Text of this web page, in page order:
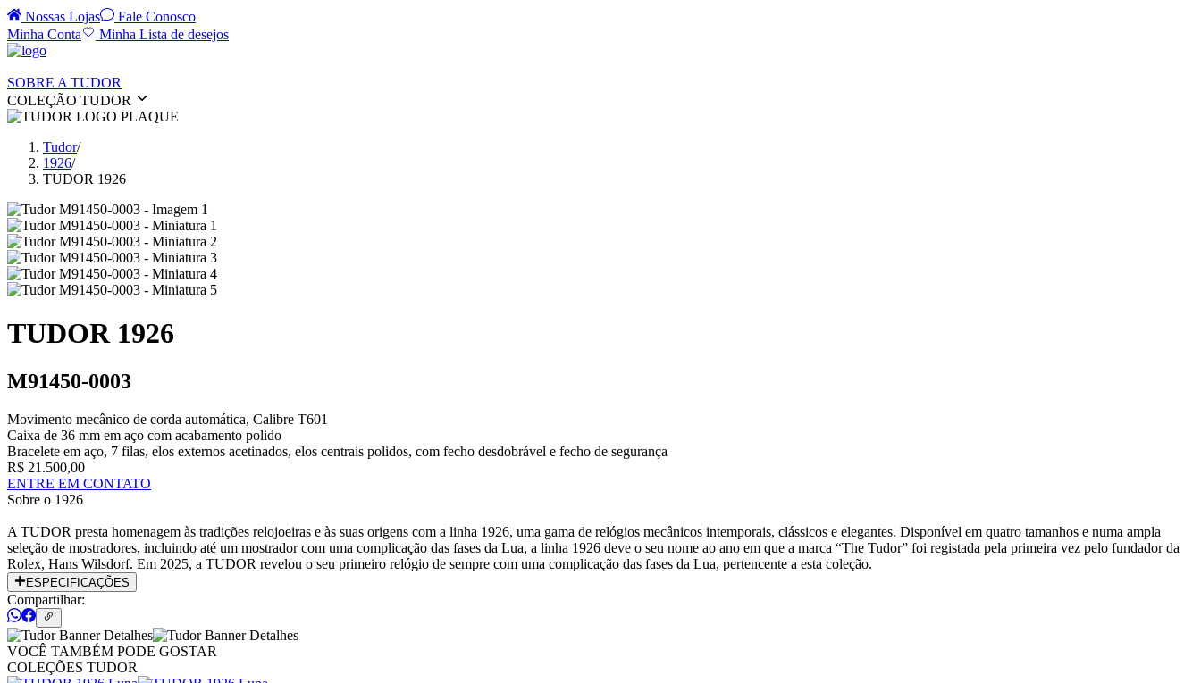
Nossas Lojas
Fale Conosco
Minha Conta
Minha Lista de desejos
SOBRE A TUDOR
COLEÇÃO TUDOR
Tudor/
1926/
TUDOR 1926
TUDOR 1926
M91450-0003
Movimento mecânico de corda automática, Calibre T601
Caixa de 36 mm em aço com acabamento polido
Bracelete em aço, 7 filas, elos externos acetinados, elos centrais polidos, com fecho desdobrável e fecho de segurança
R$ 21.500,00
ENTRE EM CONTATO
Sobre o 1926
A TUDOR presta homenagem às tradições relojoeiras e às suas origens com a linha 1926, uma gama de relógios mecânicos intemporais, clássicos e elegantes. Disponível em quatro tamanhos e numa ampla
seleção de mostradores, incluindo até um mostrador com uma complicação das fases da Lua, a linha 1926 deve o seu nome ao ano em que a marca “The Tudor” foi registada pela primeira vez pelo fundador da
Rolex, Hans Wilsdorf. Em 2025, a TUDOR revelou o seu primeiro relógio de sempre com uma complicação das fases da Lua, pertencente a esta coleção.
ESPECIFICAÇÕES
Compartilhar:
VOCÊ TAMBÉM PODE GOSTAR
COLEÇÕES TUDOR